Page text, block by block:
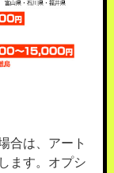
合は、アート
ます。オプシ